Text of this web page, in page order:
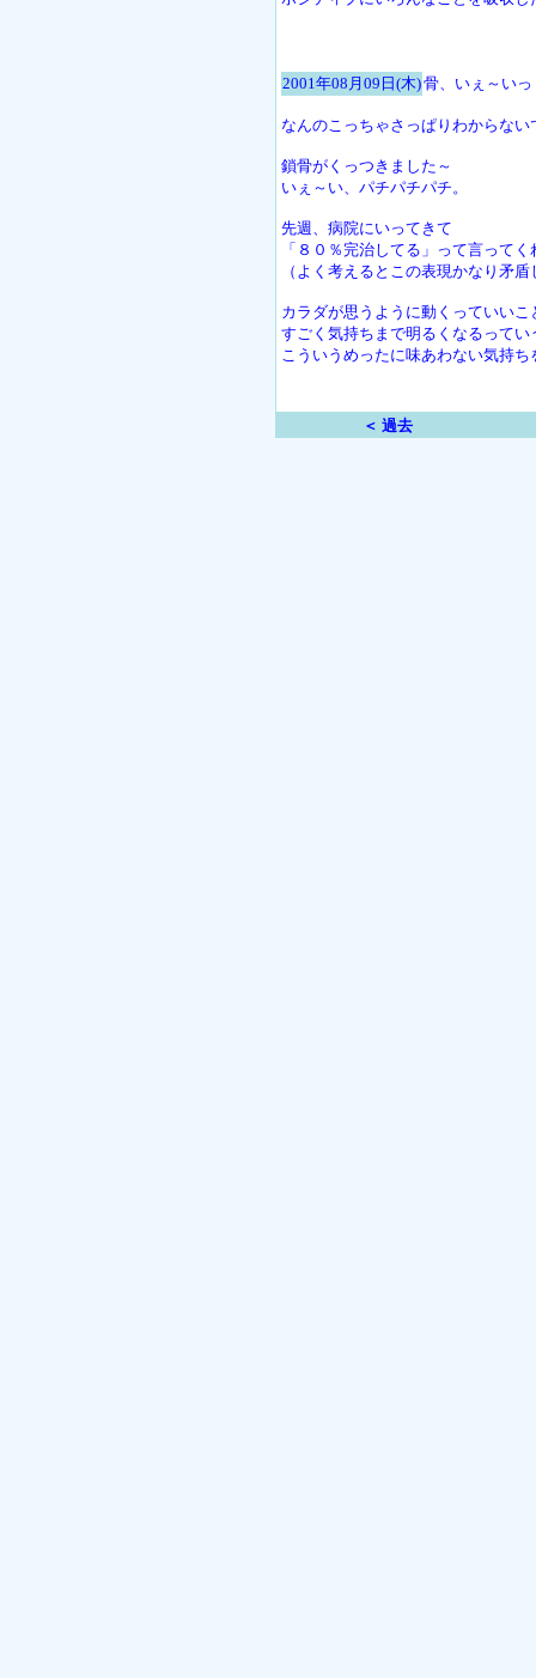
2001年08月09日(木)骨、いぇ～いっ
なんのこっちゃさっぱりわからな
鎖骨がくっつきました～
いぇ～い、パチパチパチ。
先週、病院にいってきて
「８０％完治してる」って言ってく
（よく考えるとこの表現かなり矛
カラダが思うように動くっていいこ
すごく気持ちまで明るくなるってい
こういうめったに味あわない気持
＜ 過去